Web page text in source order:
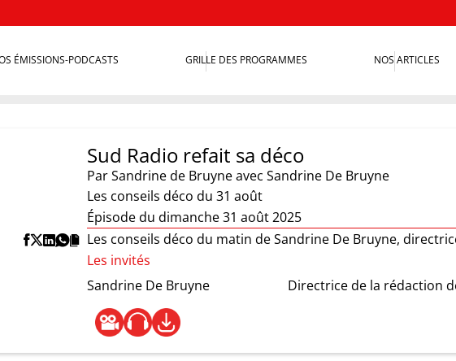
ÉMISSIONS-PODCASTS GRILLE DES PROGRAMMES NOS ARTICLES
Sud Radio refait sa déco
ParSandrine de Bruyneavec Sandrine De Bruyne
Les conseils déco du 31 août
Épisode du dimanche 31 août 2025
Les conseils déco du matin de Sandrine De Bruyne,
Les invités
Sandrine De Bruyne
Directrice de la rédaction